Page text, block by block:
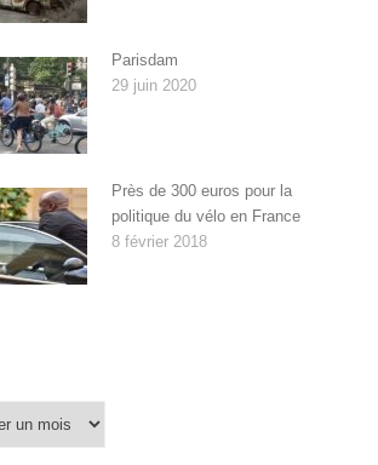
Parisdam
29 juin 2020
Près de 300 euros pour la
politique du vélo en France
8 février 2018